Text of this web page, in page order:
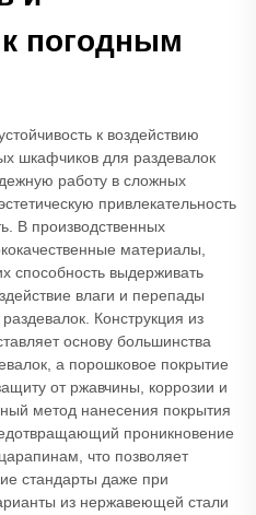
погодным
к воздействию
шкафчиков для раздевалок
работу в сложных
привлекательность
В производственных
материалы,
способность выдерживать
влаги и перепады
Конструкция из
основу большинства
а порошковое покрытие
от ржавчины, коррозии и
метод нанесения покрытия
проникновение
что позволяет
стандарты даже при
из нержавеющей стали